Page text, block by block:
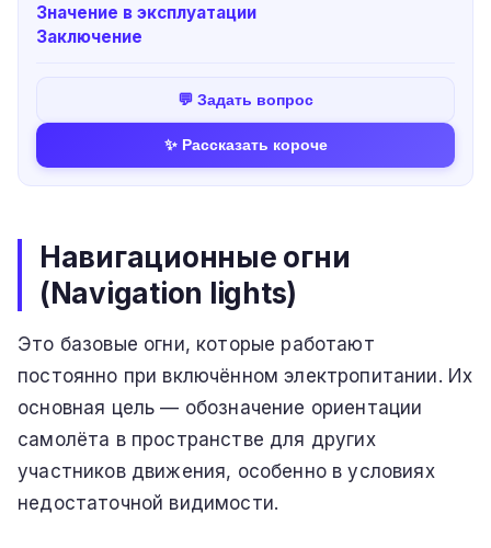
Значение в эксплуатации
Заключение
💬 Задать вопрос
✨ Рассказать короче
Навигационные огни
(Navigation lights)
Это базовые огни, которые работают
постоянно при включённом электропитании. Их
основная цель — обозначение ориентации
самолёта в пространстве для других
участников движения, особенно в условиях
недостаточной видимости.